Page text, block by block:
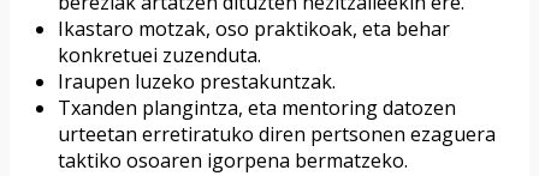
Ikastaro motzak, oso praktikoak, eta behar
konkretuei zuzenduta.
Iraupen luzeko prestakuntzak.
Txanden plangintza, eta mentoring datozen
urteetan erretiratuko diren pertsonen ezaguera
taktiko osoaren igorpena bermatzeko.